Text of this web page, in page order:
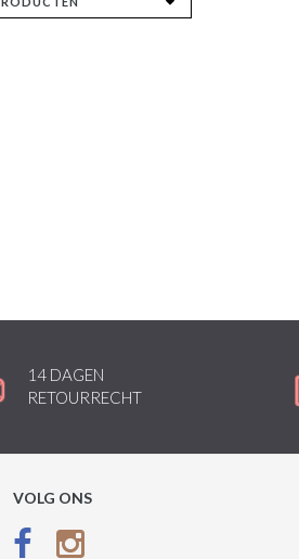
14 DAGEN
RETOURRECHT
VOLG ONS